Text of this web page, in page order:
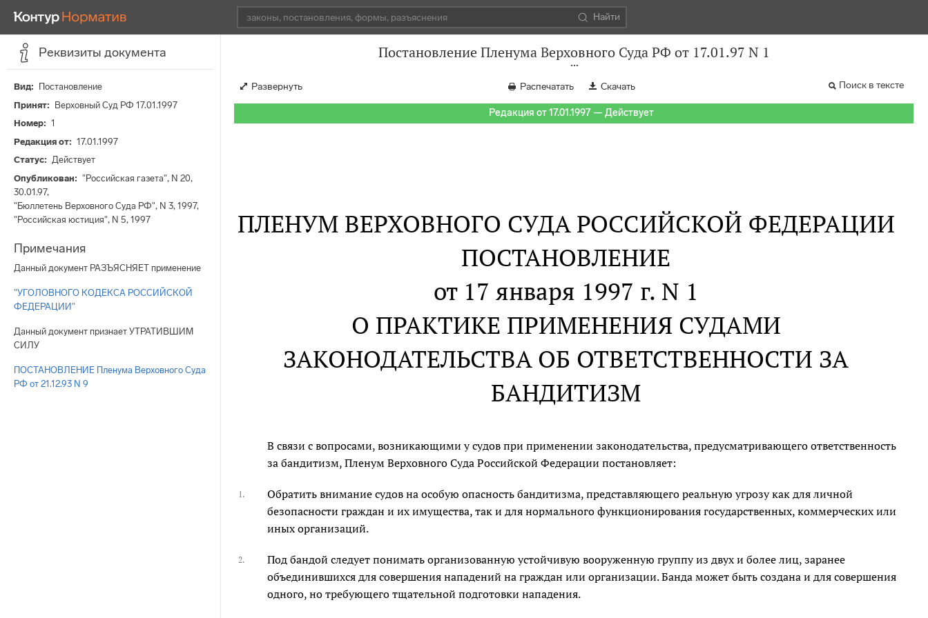
Найти
Реквизиты документа
Вид
Постановление
Принят
Верховный Суд РФ 17.01.1997
Номер
1
Редакция от
17.01.1997
Статус
Действует
Опубликован
"Российская газета", N 20,
30.01.97,
"Бюллетень Верховного Суда РФ", N 3, 1997,
"Российская юстиция", N 5, 1997
Примечания
Данный документ РАЗЪЯСНЯЕТ применение
"УГОЛОВНОГО КОДЕКСА РОССИЙСКОЙ
ФЕДЕРАЦИИ"
Данный документ признает УТРАТИВШИМ
СИЛУ
ПОСТАНОВЛЕНИЕ Пленума Верховного Суда
РФ от 21.12.93 N 9
Постановление Пленума Верховного Суда РФ от 17.01.97 N 1
Развернуть Распечатать Скачать Поиск в тексте
Редакция от 17.01.1997 — Действует
ПЛЕНУМ ВЕРХОВНОГО СУДА РОССИЙСКОЙ ФЕДЕРАЦИИ
ПОСТАНОВЛЕНИЕ
от 17 января 1997 г. N 1
О ПРАКТИКЕ ПРИМЕНЕНИЯ СУДАМИ
ЗАКОНОДАТЕЛЬСТВА ОБ ОТВЕТСТВЕННОСТИ ЗА
БАНДИТИЗМ
В связи с вопросами, возникающими у судов при применении законодательства, предусматривающего ответственность
за бандитизм, Пленум Верховного Суда Российской Федерации постановляет:
1.
Обратить внимание судов на особую опасность бандитизма, представляющего реальную угрозу как для личной
безопасности граждан и их имущества, так и для нормального функционирования государственных, коммерческих или
иных организаций.
2.
Под бандой следует понимать организованную устойчивую вооруженную группу из двух и более лиц, заранее
объединившихся для совершения нападений на граждан или организации. Банда может быть создана и для совершения
одного, но требующего тщательной подготовки нападения.